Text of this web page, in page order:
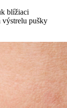
blížiaci
výstrelu pušky